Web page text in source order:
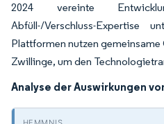
2024 vereinte
Abfüll-/Verschluss-Expertise
Plattformen nutzen
Zwillinge, um den
Analyse der Auswirkungen